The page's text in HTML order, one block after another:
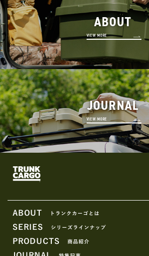
ABOUT
VIEW MORE
JOURNAL
VIEW MORE
ABOUT トランクカーゴとは
SERIES シリーズラインナップ
PRODUCTS 商品紹介